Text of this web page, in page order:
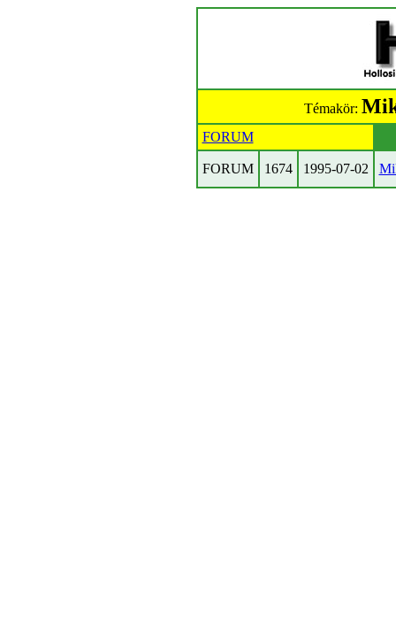
Témakör:
FORUM
FORUM 1674 1995-07-02